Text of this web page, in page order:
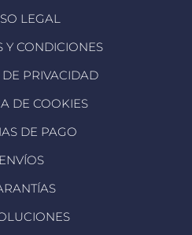
LEGAL
Y CONDICIONES
DE PRIVACIDAD
DE COOKIES
DE PAGO